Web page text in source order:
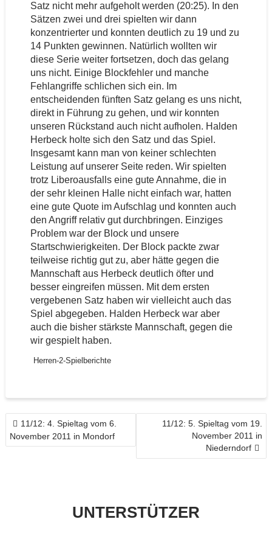
Satz nicht mehr aufgeholt werden (20:25). In den
Sätzen zwei und drei spielten wir dann
konzentrierter und konnten deutlich zu 19 und zu
14 Punkten gewinnen. Natürlich wollten wir
diese Serie weiter fortsetzen, doch das gelang
uns nicht. Einige Blockfehler und manche
Fehlangriffe schlichen sich ein. Im
entscheidenden fünften Satz gelang es uns nicht,
direkt in Führung zu gehen, und wir konnten
unseren Rückstand auch nicht aufholen. Halden
Herbeck holte sich den Satz und das Spiel.
Insgesamt kann man von keiner schlechten
Leistung auf unserer Seite reden. Wir spielten
trotz Liberoausfalls eine gute Annahme, die in
der sehr kleinen Halle nicht einfach war, hatten
eine gute Quote im Aufschlag und konnten auch
den Angriff relativ gut durchbringen. Einziges
Problem war der Block und unsere
Startschwierigkeiten. Der Block packte zwar
teilweise richtig gut zu, aber hätte gegen die
Mannschaft aus Herbeck deutlich öfter und
besser eingreifen müssen. Mit dem ersten
vergebenen Satz haben wir vielleicht auch das
Spiel abgegeben. Halden Herbeck war aber
auch die bisher stärkste Mannschaft, gegen die
wir gespielt haben.
Herren-2-Spielberichte
BEITRAGSNAVIGATION
11/12: 4. Spieltag vom 6.
November 2011 in Mondorf
11/12: 5. Spieltag vom 19.
November 2011 in
Niederndorf
UNTERSTÜTZER